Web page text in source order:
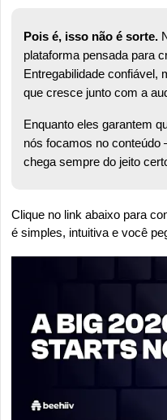
Pois é, isso não é sorte.
plataforma pensada para
Entregabilidade confiável,
que cresce junto com a
Enquanto eles garantem
nós focamos no conteúdo
chega sempre do jeito
Clique no link abaixo para
é simples, intuitiva e você